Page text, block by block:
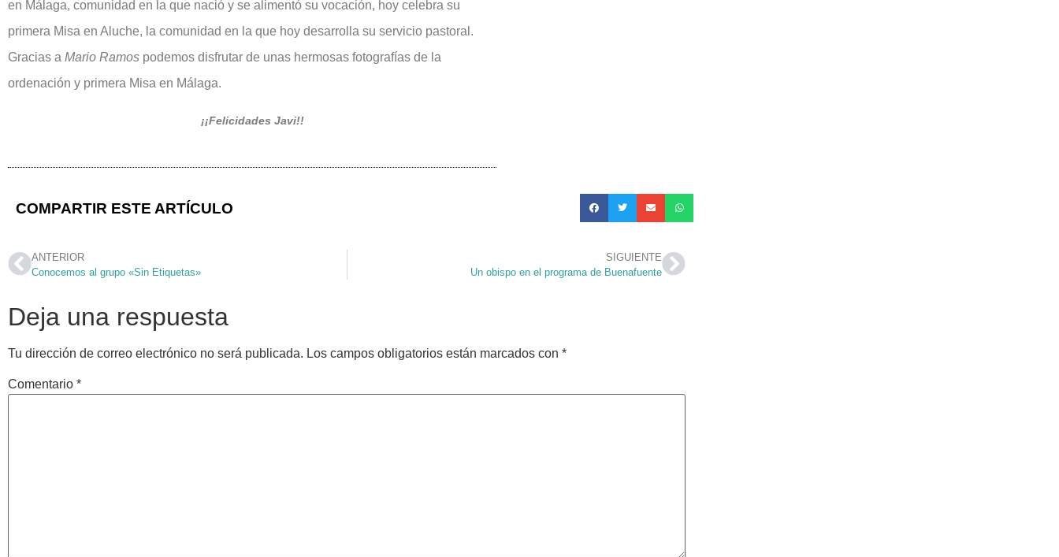
en Málaga, comunidad en la que nació y se alimentó su vocación, hoy celebra su
primera Misa en Aluche, la comunidad en la que hoy desarrolla su servicio pastoral.
Gracias a Mario Ramos podemos disfrutar de unas hermosas fotografías de la
ordenación y primera Misa en Málaga.
¡¡Felicidades Javi!!
COMPARTIR ESTE ARTÍCULO
ANTERIOR
Conocemos al grupo «Sin Etiquetas»
SIGUIENTE
Un obispo en el programa de Buenafuente
Deja una respuesta
Tu dirección de correo electrónico no será publicada. Los campos obligatorios están marcados con *
Comentario *